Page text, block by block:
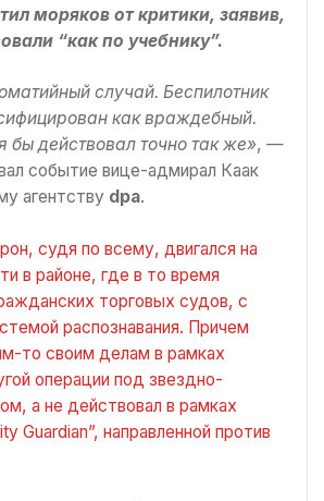
моряков от критики, заявив,
“как по учебнику”.
случай. Беспилотник
как враждебный.
бы действовал точно так же», —
событие вице-адмирал Каак
агентству dpa.
судя по всему, двигался на
в районе, где в то время
торговых судов, с
распознавания. Причем
то своим делам в рамках
операции под звездно-
а не действовал в рамках
Guardian”, направленной против